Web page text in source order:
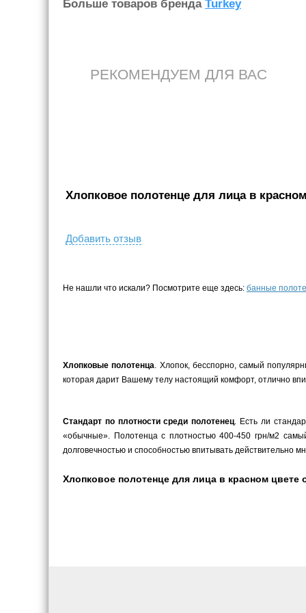
Больше товаров бренда Turkey
РЕКОМЕНДУЕМ ДЛЯ ВАС
Хлопковое полотенце для лица в
Добавить отзыв
Не нашли что искали? Посмотрите еще здесь: банные
Хлопковые полотенца. Хлопок, бесспорно, самый
которая дарит Вашему телу настоящий комфорт, отлично
Стандарт по плотности среди полотенец. Есть ли
«обычные». Полотенца с плотностью 400-450 грн/м2
долговечностью и способностью впитывать действительно
Хлопковое полотенце для лица в красном цвете